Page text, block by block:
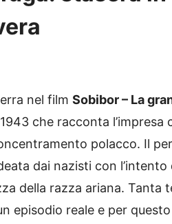
nel film Sobibor – La
che racconta l’impresa
polacco. Il
dai nazisti con
della razza ariana. Tanta
episodio reale e per